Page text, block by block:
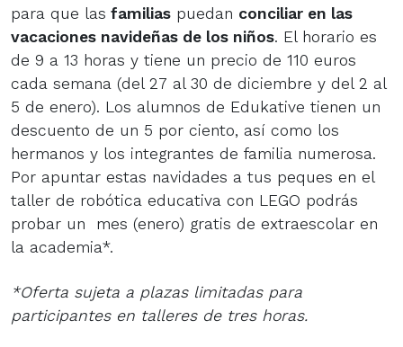
para que las familias puedan conciliar en las
vacaciones navideñas de los niños. El horario es
de 9 a 13 horas y tiene un precio de 110 euros
cada semana (del 27 al 30 de diciembre y del 2 al
5 de enero). Los alumnos de Edukative tienen un
descuento de un 5 por ciento, así como los
hermanos y los integrantes de familia numerosa.
Por apuntar estas navidades a tus peques en el
taller de robótica educativa con LEGO podrás
probar un mes (enero) gratis de extraescolar en
la academia*.
*Oferta sujeta a plazas limitadas para
participantes en talleres de tres horas.